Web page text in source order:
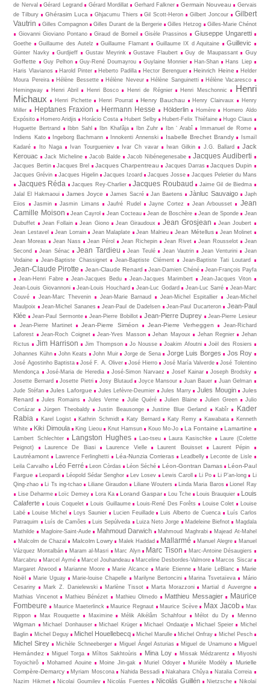
de Nerval
Gérard Legrand Gérard Mordillat Gerhard Falkner Germain Nouveau
Gervais
de Tilbury
Ghérasim Luca Ghjacumu Thiers Gil Scott-Heron Gilbert Joncour
Gilbert
Vautrin
Gilles Compagnon Gilles Durant de la Bergerie Gilles Hetzog
Gilles-Marie Chénot
Giovanni Gioviano Pontano
Giraud de Borneil Gisèle Prassinos Giuseppe Ungaretti
Goethe Guillaume des Autelz Guillaume Flamant Guillaume IX d Aquitaine Guillevic
Günter Navky Gurdjieff Gustav Meyrink Gustave Flaubert Guy de Maupassant
Guy
Goffette
Guy Pelhon Guy-René Dou­may­rou Guylaine Monnier Han-Shan
Hans Liep
Haris Vlavianos
Harold Pinter Heberto Padilla Hector Berenguer Heinrich Heine
Helder
Moura Pereira
Hélène Bessette Hélène Neveur Hélène Sanguinetti
Hélène Vacaresco
Hemingway
Henri Abril Henri Bosco Henri de Régnier Henri Meschonnic
Henri
Michaux
Henri Pichette Henri Pourrat Henry Bauchau Henry Clairvaux
Henry
Miller
Heptanes Fraxion Hermann Hesse Hölderlin Homère
Homero Aldo
Expósito
Homero Aridjis Horácio Costa Hubert Selby Hubert-Felix Thiéfaine
Hugo Claus
Huguette Bertrand
Ibbn Sahl Ibn Khafâja Ibn Zuhr Ibn ‘ Arabî
Immanuel de Rome
Indiens Kato
Ingeborg Bachmann Innokenti Annenski Isabelle Brechet Brandy
Ismaïl
Kadaré
Ito Naga Ivan Tourgueniev Ivar Ch vavar Iwan Gilkin J.G. Ballard
Jack
Kerouac
Jack Micheline Jacob Balde Jacob Nibénegenesabe Jacques Audiberti
Jacques Bertin Jacques Brel Jacques Charpentreau Jacques Darras Jacques Dupin
Jacques Grévin Jacques Higelin Jacques Izoard Jacques Josse Jacques Peletier du Mans
Jacques Réda Jacques Rey-Charlier Jacques Roubaud
Jaime Gil de Biedma
Jalal El Hakmaoui
James Joyce James Sacré Jan Baetens Jànluc Sauvaigo
Japh
Eiios
Jasmin Jasmin Limans Jaufré Rudel Jayne Cortez Jean Arbousset
Jean
Camille Moison
Jean Cayrol Jean Cocteau Jean de Boschère Jean de Sponde
Jean
Dubuffet
Jean Follain Jean Giono Jean Giraudoux Jean Grosjean
Jean Joubert
Jean Lestavel
Jean Lorrain Jean Malaplate Jean Malrieu Jean Métellus
Jean Molinet
Jean Moreas
Jean Nass Jean Pérol Jean Richepin Jean Rivet Jean Rousselot
Jean
Second
Jean Sénac Jean Tardieu Jean Teulé Jean Vautrin Jean Venturini
Jean
Vodaine
Jean-Baptiste Chassignet Jean-Baptiste Clément Jean-Baptiste Tati Loutard
Jean-Claude Pirotte Jean-Claude Renard Jean-Damien Chéné
Jean-François Payfa
Jean-Henri Fabre
Jean-Jacques Bedu Jean-Jacques Marimbert
Jean-Jacques Viton
Jean-Louis Giovannoni
Jean-Louis Houchard Jean-Luc Godard Jean-Luc Sarré
Jean-Marc
Couvé
Jean-Marc Thevenin Jean-Marie Barnaud Jean-Michel Espitallier
Jean-Michel
Maulpoix
Jean-Michel Sananes Jean-Paul de Dadelsen Jean-Paul Ducarteron
Jean-Paul
Klée
Jean-Paul Sermonte Jean-Pierre Bobillot Jean-Pierre Duprey
Jean-Pierre Lesieur
Jean-Pierre Martinet
Jean-Pierre Siméon Jean-Pierre Verheggen
Jean-Richard
Laforest
Jean-Roch Coignet Jean-Yves Masson Jehan Mayoux Jehan Regnier
Jehan
Rictus
Jim Harrison Jim Thompson Jo Nousse Joakim Afoutni
Joël des Rosiers
Johannes Kühn
John Keats John Muir Jorge de Sena Jorge Luis Borges Jos Roy
José Agostinho Baptista José F. A. Oliver José Hierro José María Valverde
José Tolentino
Mendonça
José-Maria de Heredia José-Simon Narvaez Josef Kainar
Joseph Brodsky
Josette Bernard
Josette Pietri Josy Blutaud Joyce Mansour Juan Bauer
Juan Gelman
Jude Stéfan
Jules Laforgue Jules Lefèvre-Deumier Jules Marry Jules Mougin
Jules
Renard
Jules Romains Jules Verne Julie Quéré Julien Blaine Julien Green
Julio
Cortázar
Jürgen Theobaldy Justin Beausonge Justine Blue Gerland Kabîr
Kader
Rabia
Karel Logist Kathrin Schmidt Katy Bernard Katy Remy Kawabata
Kenneth
White
Kiki Dimoula King Lieou Knut Hamsun Kouo Mo-Jo La Fontaine Lamartine
Lambert Schlechter Langston Hughes Lao-tseu Laura Kasischke
Laure (Colette
Peignot)
Laurence De Biasi Laurence Vielle Laurent Bouisset Laurent Pépin
Lautréamont Lawrence Ferlinghetti Léa-Nunzia Corrieras Leadbelly
Leconte de Lisle
Leila Carvalho
Léo Ferré Leon Còrdas Léon Séché Léon-Gontran Damas
Léon-Paul
Fargue
Leopardi Léopold Sédar Senghor Lev Losev Lewis Caroll Li Po Li P’an-long
Li
Qing-zhao
Li Ts ing-tchao Liliane Giraudon Liliane Wouters Linda Maria Baros
Lionel Ray
Lise Deharme
Loïc Demey Lora Ka Lorand Gaspar Lou Tche Louis Brauquier
Louis
Calaferte
Louis Coquelet Louis Guillaume Louis-René Des Forêts Louise Colet
Louise
Labé
Louise Michel Loys Saunier Lucien Feuillade Luis Alberto de Cuenca
Luís Carlos
Patraquim
Luís de Camões Luis Sepúlveda Luiza Neto Jorge Madeleine Biefnot
Magdala
Mathilde
Magloire-Saint-Aude Mahmoud Darwich Mahmoud Maghrabi
Majead At-Mahel
Malcolm de Chazal
Malcolm Lowry Malek Haddad Mallarmé Manuel Alegre
Manuel
Vázquez Montalbán
Maram al-Masri Marc Alyn Marc Tison
Marc-Antoine Désaugiers
Marcabru
Marcel Aymé Marcel Jouhandeau Marceline Desbordes-Valmore
Marcos Siscar
Margaret Atwood
Marianne Moore Marie Alcance Marie Etienne Marie LeBlanc
Marie
Noël
Marie Uguay Marie-louise Chapelle Marilyne Bertoncini Marina Tsvetaïeva
Mário
Cesariny
Mark Z. Danielewski Marlène Tissot Marta Morazzoni
Martial d Auvergne
Mathias Vincenot
Mathieu Bénézet Mathieu Olmedo Matthieu Messagier
Maurice
Fombeure
Maurice Maeterlinck Maurice Regnaut Maurice Scève Max Jacob
Max
Rippon
Max Rouquette Maximine Mélik Alkélâm Schahfour Mélot du Dy
Menno
Wigman
Michael Donhauser Michael Krüger Michael Ondaatje Michael Speier
Michel
Baglin
Michel Deguy Michel Houellebecq Michel Marulle Michel Onfray Michel Pesch
Michel Sirey Michèle Schneeberger Miguel Ángel Asturias Miguel de Unamuno
Miguel
Hernández
Miguel Torga Mìltos Sakhtoùris Mina Loy Missak Médzarentz
Miyoshi
Toyoichirô
Mohamed Aouine Moine Jin-gak Muriel Odoyer Murièle Modély
Murielle
Compère-Demarcy
Myriam Moscona Nahida Bessadi Nakahara Chûya
Natalia Correia
Nazim Hikmet
Nicolaï Goumilev Nicolás Fuentes Nicolás Guillén Nietz­sche
Nikolaï